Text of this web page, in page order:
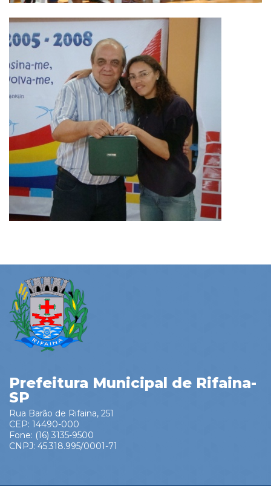
Prefeitura Municipal de Rifaina-
SP
Rua Barão de Rifaina, 251
CEP: 14490-000
Fone: (16) 3135-9500
CNPJ: 45.318.995/0001-71